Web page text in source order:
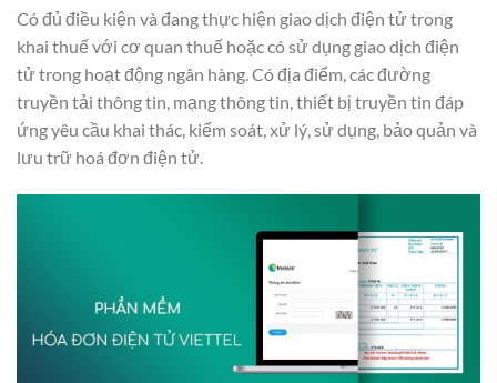
Có đủ điều kiện và đang thực hiện giao dịch điện tử trong
khai thuế với cơ quan thuế hoặc có sử dụng giao dịch điện
tử trong hoạt động ngân hàng. Có địa điểm, các đường
truyền tải thông tin, mạng thông tin, thiết bị truyền tin đáp
ứng yêu cầu khai thác, kiểm soát, xử lý, sử dụng, bảo quản và
lưu trữ hoá đơn điện tử.